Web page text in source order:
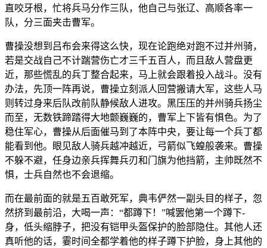
直咬牙根，忙将兵马分作三队，他自己与张辽、高顺各率一
队，分三面夹击曹军。
曹操没想到吕布会来得这么快，现在论跑绝对跑不过并州骑，
若是交战自己不计踹营伤亡才三千五百人，而且敌人营盘更
近，那些慌乱的兵丁整合起来，马上就会跟着投入战斗。没有
办法，先顶一阵再说，曹操立刻派人回营搬请大军，这些人马
则转过身来后队改前队静候敌人进攻。黑压压的并州骑兵扬尘
而至，无数铁蹄踏得大地颤巍巍的，曹军上下皆有惧色。为了
稳住军心，曹操从后面催马到了本阵中央，要让每一个兵丁都
能看到他。眼见敌人骑兵越冲越近，弓箭似飞蝗般袭来。曹操
不躲不避，任身边亲兵挥舞兵刃和门旗为他挡箭，主帅既然不
惧，士兵自然也不会退缩。
而在最前面的就是五百敢死军，典韦俨然一副头目的样子，忽
然挤到最前沿，大喝一声：“都蹲下！”喊罢他第一个蹲下-
身，低头缩脖子，把没有铠甲头盔保护的脸部隐住。其他人还
真听他的话，霎时间全都学着他的样子蹲下护脸，身上其他的